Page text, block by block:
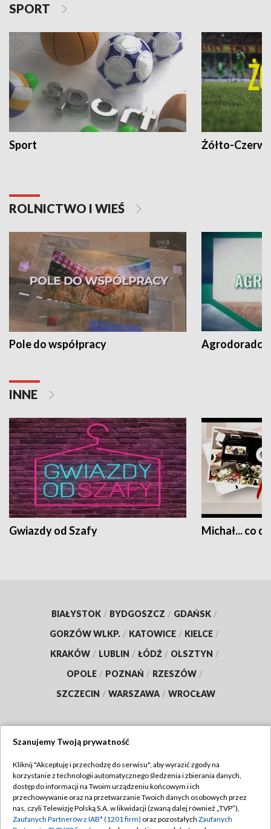
SPORT
Sport Żółto-
ROLNICTWO I WIEŚ
Pole do współpracy Agrodoradcy
INNE
Gwiazdy od Szafy Michał... co
BIAŁYSTOK / BYDGOSZCZ / GDAŃSK /
GORZÓW WLKP. / KATOWICE / KIELCE /
KRAKÓW / LUBLIN / ŁÓDŹ / OLSZTYN /
OPOLE / POZNAŃ / RZESZÓW /
SZCZECIN / WARSZAWA / WROCŁAW
TVP
Abonament TVP
Emisja w TVP
Regulamin TVP
Polityka prywatności
Szanujemy Twoją prywatność
Kliknij "Akceptuję i przechodzę do serwisu", aby wyrazić zgody na
korzystanie z technologii automatycznego śledzenia i zbierania danych,
dostęp do informacji na Twoim urządzeniu końcowym i ich
przechowywanie oraz na przetwarzanie Twoich danych osobowych przez
nas, czyli Telewizję Polską S.A. w likwidacji (zwaną dalej również „TVP”),
Zaufanych Partnerów z IAB* (1201 firm) oraz pozostałych Zaufanych